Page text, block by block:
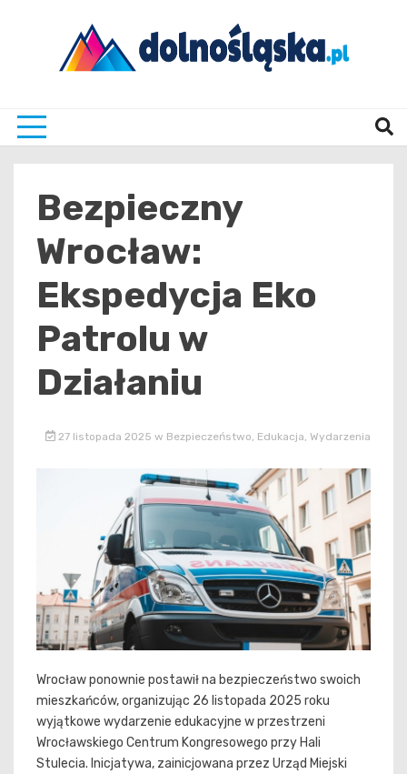
Bezpieczny
Wrocław:
Ekspedycja Eko
Patrolu w
Działaniu
27 listopada 2025 w Bezpieczeństwo Edukacja Wydarzenia
Wrocław ponownie postawił na bezpieczeństwo swoich
mieszkańców, organizując 26 listopada 2025 roku
wyjątkowe wydarzenie edukacyjne w przestrzeni
Wrocławskiego Centrum Kongresowego przy Hali
Stulecia. Inicjatywa, zainicjowana przez Urząd Miejski